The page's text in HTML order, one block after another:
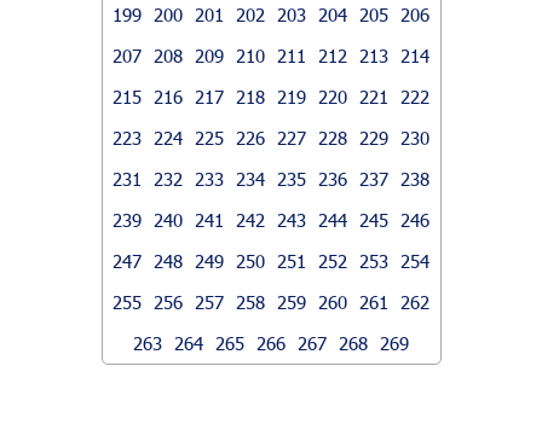
199
200 201 202 203 204 205
206
207
208 209 210 211 212 213
214
215
216 217 218 219 220 221
222
223
224 225 226 227 228 229
230
231
232 233 234 235 236 237
238
239
240 241 242 243 244 245
246
247
248 249 250 251 252 253
254
255
256 257 258 259 260 261
262
263
264 265 266 267 268 269